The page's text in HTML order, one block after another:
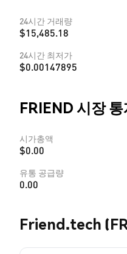
24시간 거래량
$15,485.18
24시간 최저가
$0.00147895
FRIEND 시장 통
시가총액
$0.00
유통 공급량
0.00
Friend.tech